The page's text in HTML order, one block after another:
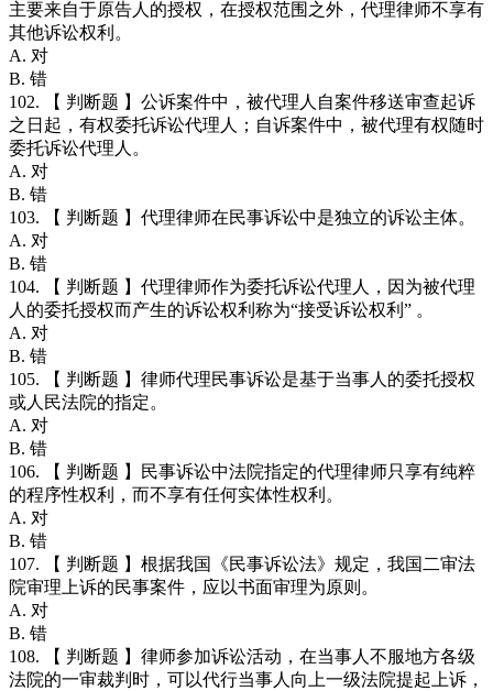
主要来自于原告人的授权，在授权范围之外，代理律师不享有
其他诉讼权利。
A. 对
B. 错
102. 【 判断题 】公诉案件中，被代理人自案件移送审查起诉
之日起，有权委托诉讼代理人；自诉案件中，被代理有权随时
委托诉讼代理人。
A. 对
B. 错
103. 【 判断题 】代理律师在民事诉讼中是独立的诉讼主体。
A. 对
B. 错
104. 【 判断题 】代理律师作为委托诉讼代理人，因为被代理
人的委托授权而产生的诉讼权利称为“接受诉讼权利” 。
A. 对
B. 错
105. 【 判断题 】律师代理民事诉讼是基于当事人的委托授权
或人民法院的指定。
A. 对
B. 错
106. 【 判断题 】民事诉讼中法院指定的代理律师只享有纯粹
的程序性权利，而不享有任何实体性权利。
A. 对
B. 错
107. 【 判断题 】根据我国《民事诉讼法》规定，我国二审法
院审理上诉的民事案件，应以书面审理为原则。
A. 对
B. 错
108. 【 判断题 】律师参加诉讼活动，在当事人不服地方各级
法院的一审裁判时，可以代行当事人向上一级法院提起上诉，